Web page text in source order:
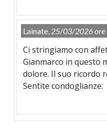
Lainate, 25/03/2026 ore
Ci stringiamo con
Gianmarco in questo
dolore. Il suo ricordo
Sentite condoglianze.